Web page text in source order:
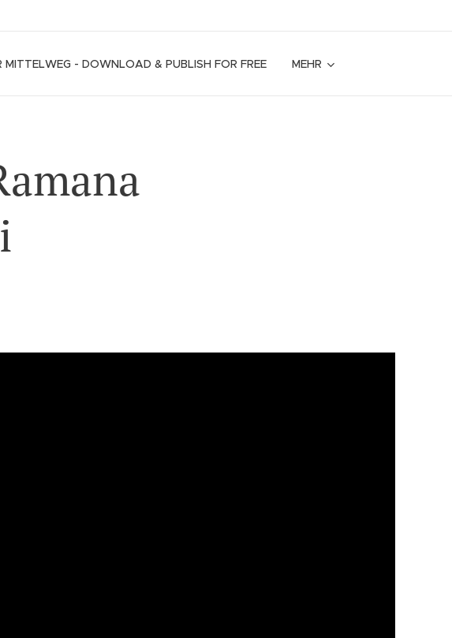
MITTELWEG - DOWNLOAD & PUBLISH FOR FREE MEHR